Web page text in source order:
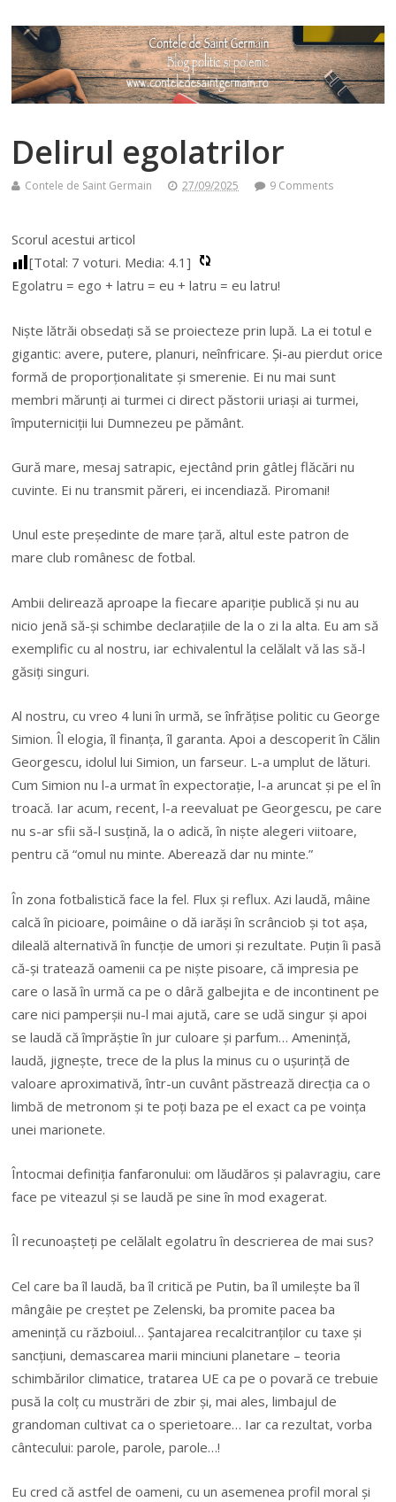
Delirul egolatrilor
Contele de Saint Germain 27/09/2025 9 Comments
Scorul acestui articol
[Total: 7 voturi. Media: 4.1]
Egolatru = ego + latru = eu + latru = eu latru!
Nişte lătrăi obsedaţi să se proiecteze prin lupă. La ei totul e
gigantic: avere, putere, planuri, neînfricare. Şi-au pierdut orice
formă de proporţionalitate şi smerenie. Ei nu mai sunt
membri mărunţi ai turmei ci direct păstorii uriaşi ai turmei,
împuterniciţii lui Dumnezeu pe pământ.
Gură mare, mesaj satrapic, ejectând prin gâtlej flăcări nu
cuvinte. Ei nu transmit păreri, ei incendiază. Piromani!
Unul este preşedinte de mare ţară, altul este patron de
mare club românesc de fotbal.
Ambii delirează aproape la fiecare apariţie publică şi nu au
nicio jenă să-şi schimbe declaraţiile de la o zi la alta. Eu am să
exemplific cu al nostru, iar echivalentul la celălalt vă las să-l
găsiţi singuri.
Al nostru, cu vreo 4 luni în urmă, se înfrăţise politic cu George
Simion. Îl elogia, îl finanţa, îl garanta. Apoi a descoperit în Călin
Georgescu, idolul lui Simion, un farseur. L-a umplut de lături.
Cum Simion nu l-a urmat în expectoraţie, l-a aruncat şi pe el în
troacă. Iar acum, recent, l-a reevaluat pe Georgescu, pe care
nu s-ar sfii să-l susţină, la o adică, în nişte alegeri viitoare,
pentru că “omul nu minte. Aberează dar nu minte.”
În zona fotbalistică face la fel. Flux şi reflux. Azi laudă, mâine
calcă în picioare, poimâine o dă iarăşi în scrânciob şi tot aşa,
dileală alternativă în funcţie de umori şi rezultate. Puţin îi pasă
că-şi tratează oamenii ca pe nişte pisoare, că impresia pe
care o lasă în urmă ca pe o dâră galbejita e de incontinent pe
care nici pamperşii nu-l mai ajută, care se udă singur şi apoi
se laudă că împrăştie în jur culoare şi parfum… Ameninţă,
laudă, jigneşte, trece de la plus la minus cu o uşurinţă de
valoare aproximativă, într-un cuvânt păstrează direcţia ca o
limbă de metronom şi te poţi baza pe el exact ca pe voinţa
unei marionete.
Întocmai definiţia fanfaronului: om lăudăros şi palavragiu, care
face pe viteazul şi se laudă pe sine în mod exagerat.
Îl recunoaşteţi pe celălalt egolatru în descrierea de mai sus?
Cel care ba îl laudă, ba îl critică pe Putin, ba îl umileşte ba îl
mângâie pe creştet pe Zelenski, ba promite pacea ba
ameninţă cu războiul… Şantajarea recalcitranţilor cu taxe şi
sancţiuni, demascarea marii minciuni planetare – teoria
schimbărilor climatice, tratarea UE ca pe o povară ce trebuie
pusă la colţ cu mustrări de zbir şi, mai ales, limbajul de
grandoman cultivat ca o sperietoare… Iar ca rezultat, vorba
cântecului: parole, parole, parole…!
Eu cred că astfel de oameni, cu un asemenea profil moral şi